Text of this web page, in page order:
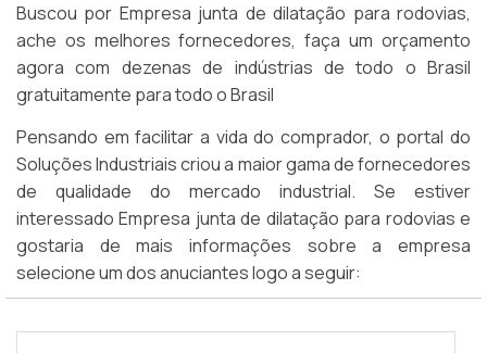
Buscou por Empresa junta de dilatação para rodovias,
ache os melhores fornecedores, faça um orçamento
agora com dezenas de indústrias de todo o Brasil
gratuitamente para todo o Brasil
Pensando em facilitar a vida do comprador, o portal do
Soluções Industriais criou a maior gama de fornecedores
de qualidade do mercado industrial. Se estiver
interessado Empresa junta de dilatação para rodovias e
gostaria de mais informações sobre a empresa
selecione um dos anuciantes logo a seguir: